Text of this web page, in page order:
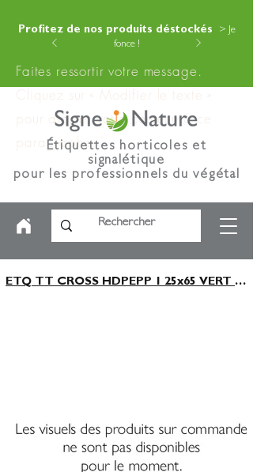
Profitez de nos produits déstockés
> Je
fonce !
Faites ressortir votre message.
Cliquez sur « Modifier le texte »
pour ajouter votre contenu à ce
paragraphe.
Étiquettes horticoles et
signalétique
pour les professionnels du végétal
ETQ TT CROSS HDPEPP 1 25x65 VERT x1250